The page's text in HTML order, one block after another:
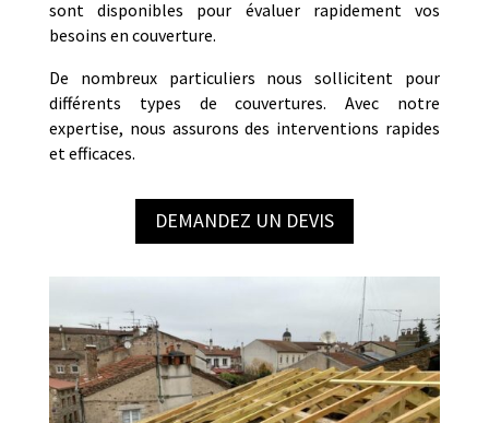
sont disponibles pour évaluer rapidement vos
besoins en couverture.
De nombreux particuliers nous sollicitent pour
différents types de couvertures. Avec notre
expertise, nous assurons des interventions rapides
et efficaces.
DEMANDEZ UN DEVIS